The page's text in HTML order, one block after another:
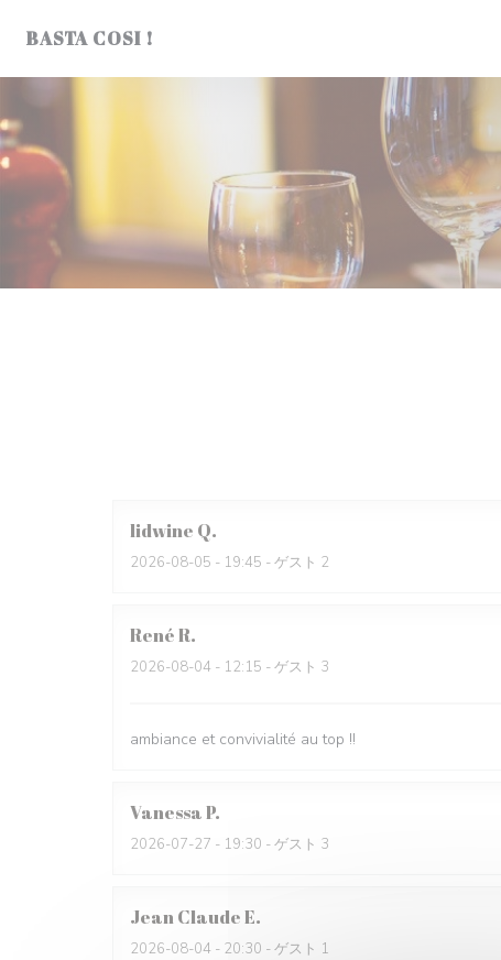
BASTA COSI !
lidwine Q
2026-08-05 - 19:45 - ゲスト 2
RenéR
2026-08-04 - 12:15 - ゲスト 3
ambiance et convivialité au top !!
VanessaP
2026-07-27 - 19:30 - ゲスト 3
Jean ClaudeE
2026-08-04 - 20:30 - ゲスト 1